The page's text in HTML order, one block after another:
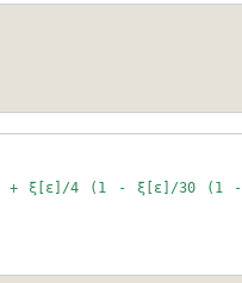
+ ξ[ε]/4 (1 - ξ[ε]/30 (1 -